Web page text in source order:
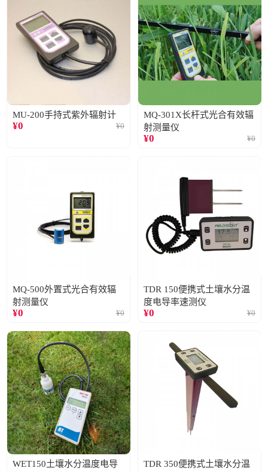
MU-200手持式紫外辐射计
¥0 ¥0
MQ-301X长杆式光合有效辐
射测量仪
¥0 ¥0
MQ-500外置式光合有效辐
射测量仪
¥0 ¥0
TDR 150便携式土壤水分温
度电导率速测仪
¥0 ¥0
WET150土壤水分温度电导
TDR 350便携式土壤水分温